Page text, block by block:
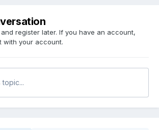
register later. If you have an account,
with your account.